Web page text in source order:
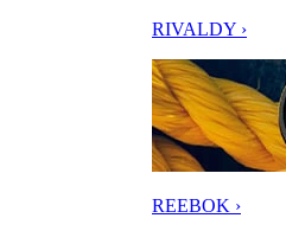
RIVALDY ›
REEBOK ›